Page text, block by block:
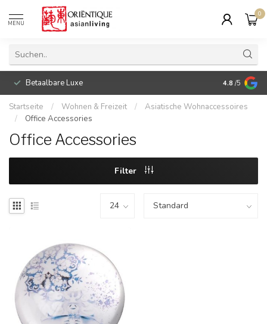
MENU
0
Betaalbare Luxe 4.8 /5
Startseite / Wohnen & Freizeit /
Asiatische Wohnaccessoires
/
Office Accessories
Office Accessories
Filter